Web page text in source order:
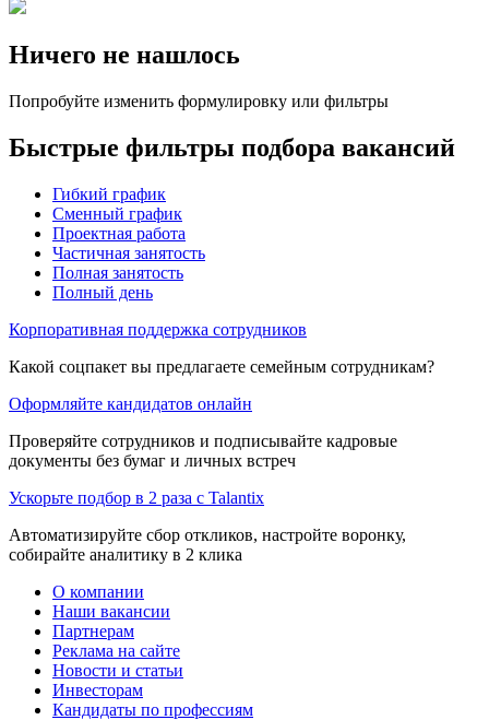
Ничего не нашлось
Попробуйте изменить формулировку или фильтры
Быстрые фильтры подбора вакансий
Гибкий график
Сменный график
Проектная работа
Частичная занятость
Полная занятость
Полный день
Корпоративная поддержка сотрудников
Какой соцпакет вы предлагаете семейным сотрудникам?
Оформляйте кандидатов онлайн
Проверяйте сотрудников и подписывайте кадровые
документы без бумаг и личных встреч
Ускорьте подбор в 2 раза с Talantix
Автоматизируйте сбор откликов, настройте воронку,
собирайте аналитику в 2 клика
О компании
Наши вакансии
Партнерам
Реклама на сайте
Новости и статьи
Инвесторам
Кандидаты по профессиям